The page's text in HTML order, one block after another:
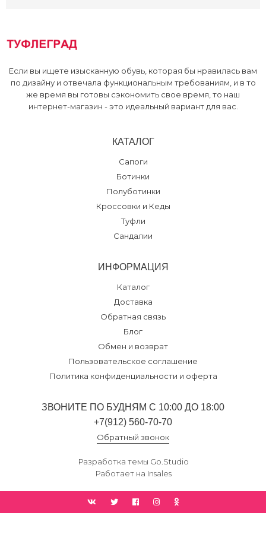
Если вы ищете изысканную обувь, которая бы нравилась вам
по дизайну и отвечала функциональным требованиям, и в то
же время вы готовы сэкономить свое время, то наш
интернет-магазин - это идеальный вариант для вас.
КАТАЛОГ
Сапоги
Ботинки
Полуботинки
Кроссовки и Кеды
Туфли
Сандалии
ИНФОРМАЦИЯ
Каталог
Доставка
Обратная связь
Блог
Обмен и возврат
Пользовательское соглашение
Политика конфиденциальности и оферта
ЗВОНИТЕ ПО БУДНЯМ С 10:00 ДО 18:00
+7(912) 560-70-70
Обратный звонок
Разработка темы Go.Studio
Работает на Insales